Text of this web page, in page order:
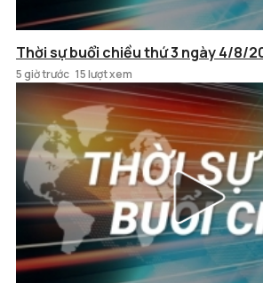
Thời sự buổi chiều thứ 3 ngày 4/8/
5 giờ trước 15 lượt xem